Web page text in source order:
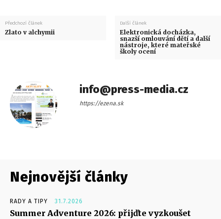
Předchozí článek
Zlato v alchymii
Další článek
Elektronická docházka,
snazší omlouvání dětí a další
nástroje, které mateřské
školy ocení
info@press-media.cz
https://ezena.sk
Nejnovější články
RADY A TIPY 31.7.2026
Summer Adventure 2026: přijďte vyzkoušet